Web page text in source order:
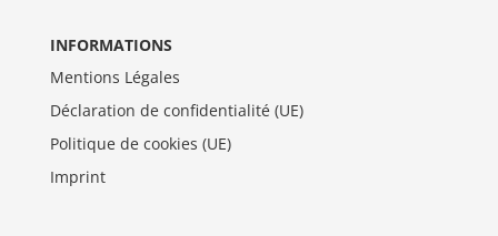
INFORMATIONS
Mentions Légales
Déclaration de confidentialité (UE)
Politique de cookies (UE)
Imprint